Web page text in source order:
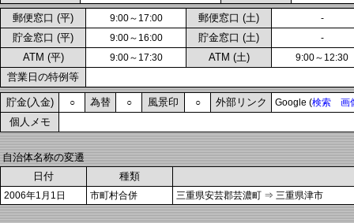
郵便窓口 (平) 9:00～17:00 郵便窓口 (土) -
貯金窓口 (平) 9:00～16:00 貯金窓口 (土) -
ATM (平) 9:00～17:30 ATM (土) 9:00～12:30
営業日の特例等
貯金(入金) ○ 為替 ○ 風景印 ○ 外部リンク Google (検索 画
個人メモ
自治体名称の変遷
日付
種類
2006年1月1日 市町村合併 三重県安芸郡芸濃町 ⇒ 三重県津市